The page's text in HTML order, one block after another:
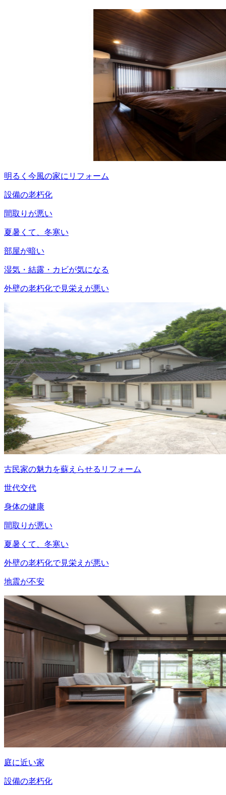
明るく今風の家にリフォーム
設備の老朽化
間取りが悪い
夏暑くて、冬寒い
部屋が暗い
湿気・結露・カビが気になる
外壁の老朽化で見栄えが悪い
古民家の魅力を蘇えらせるリフォーム
世代交代
身体の健康
間取りが悪い
夏暑くて、冬寒い
外壁の老朽化で見栄えが悪い
地震が不安
庭に近い家
設備の老朽化